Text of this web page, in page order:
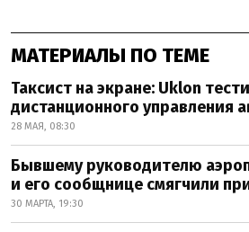
МАТЕРИАЛЫ ПО ТЕМЕ
Таксист на экране: Uklon
дистанционного управления
28 МАЯ, 08:30
Бывшему руководителю
и его сообщнице смягчили
30 МАРТА, 19:30